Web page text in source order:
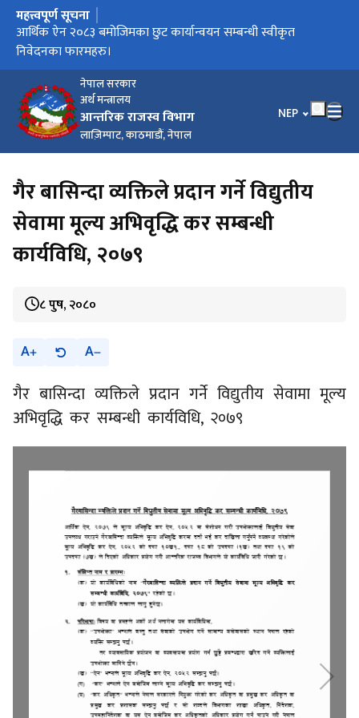
नेपाल सरकार
अर्थ मन्त्रालय
आन्तरिक राजस्व विभाग
लाज़िम्पाट, काठमाडौं, नेपाल
भाषा चयन गर्नुहोस्
NEP
मुख्य नेभिगेसनमा जानुहोस्
महत्त्वपूर्ण सूचना
करदाता प्रोत्साहन उपहार कार्यक्रम सञ्चालन कार्यविधि, २०८३
आर्थिक ऐन २०८३ बमोजिमका छुट कार्यान्वयन सम्बन्धी स्वीकृत
निवेदनका फारमहरु।
विल/बीजक जारी गर्ने सम्बन्धी सूचना।
आर्थिक विधेयक, २०८३ ले प्रदान गरेका छुट सुविधा कार्यान्वयन लागि
स्वीकृत फारामहरु ।
कार्यालयगत सूचना अधिकारीको सम्पर्क नम्बर
गैर बासिन्दा व्यक्तिले प्रदान गर्ने विद्युतीय
सेवामा मूल्य अभिवृद्धि कर सम्बन्धी
कार्यविधि, २०७९
८ पुष, २०८०
A A
गैर बासिन्दा व्यक्तिले प्रदान गर्ने विद्युतीय सेवामा मूल्य
अभिवृद्धि कर सम्बन्धी कार्यविधि, २०७९